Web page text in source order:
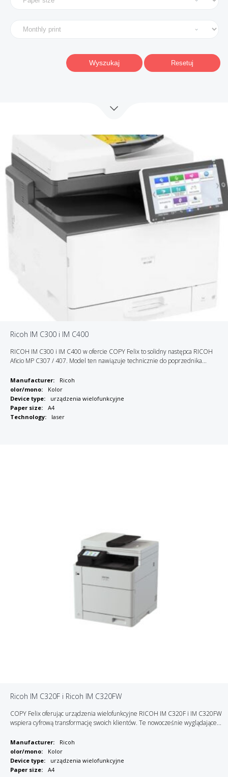
Ricoh IM C300 i IM C400
RICOH IM C300 i IM C400 w ofercie COPY Felix to solidny następca RICOH
Aficio MP C307 / 407. Model ten nawiązuje technicznie do poprzednika...
Manufacturer:
Ricoh
olor/mono:
Kolor
Device type:
urządzenia wielofunkcyjne
Paper size:
A4
Technology:
laser
Ricoh IM C320F i Ricoh IM C320FW
COPY Felix oferując urządzenia wielofunkcyjne RICOH IM C320F i IM C320FW
wspiera cyfrową transformację swoich klientów. Te nowocześnie wyglądające...
Manufacturer:
Ricoh
olor/mono:
Kolor
Device type:
urządzenia wielofunkcyjne
Paper size:
A4